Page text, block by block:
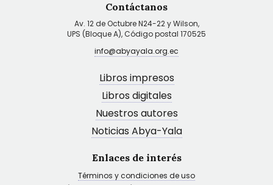
Contáctanos
Av. 12 de Octubre N24-22 y Wilson,
UPS (Bloque A), Código postal 170525
info@abyayala.org.ec
Libros impresos
Libros digitales
Nuestros autores
Noticias Abya-Yala
Enlaces de interés
Términos y condiciones de uso